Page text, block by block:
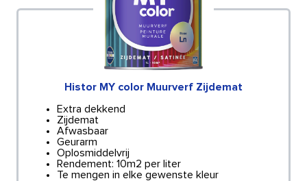
Histor MY color Muurverf Zijdemat
Extra dekkend
Zijdemat
Afwasbaar
Geurarm
Oplosmiddelvrij
Rendement: 10m2 per liter
Te mengen in elke gewenste kleur